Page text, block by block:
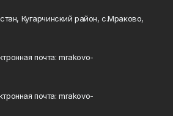
Кугарчинский район, с.Мраково,
почта: mrakovo-
почта: mrakovo-